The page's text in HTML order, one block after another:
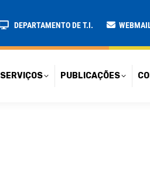
DEPARTAMENTO DE T.I.
SERVIÇOS PUBLICAÇÕES